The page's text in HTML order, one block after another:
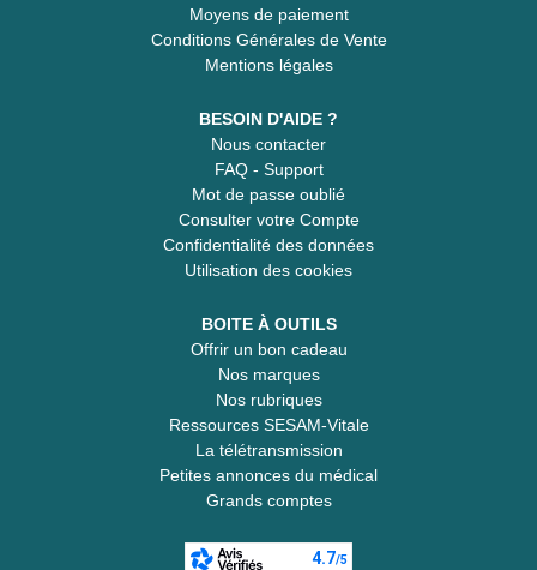
Moyens de paiement
Conditions Générales de Vente
Mentions légales
BESOIN D'AIDE ?
Nous contacter
FAQ - Support
Mot de passe oublié
Consulter votre Compte
Confidentialité des données
Utilisation des cookies
BOITE À OUTILS
Offrir un bon cadeau
Nos marques
Nos rubriques
Ressources SESAM-Vitale
La télétransmission
Petites annonces du médical
Grands comptes